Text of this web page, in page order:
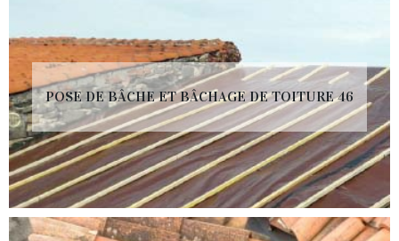
POSE DE BÂCHE ET BÂCHAGE DE TOITURE 46